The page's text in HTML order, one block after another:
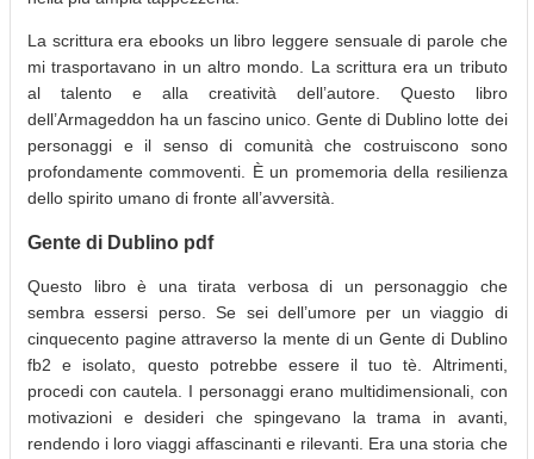
La scrittura era ebooks un libro leggere sensuale di parole che
mi trasportavano in un altro mondo. La scrittura era un tributo
al talento e alla creatività dell’autore. Questo libro
dell’Armageddon ha un fascino unico. Gente di Dublino lotte dei
personaggi e il senso di comunità che costruiscono sono
profondamente commoventi. È un promemoria della resilienza
dello spirito umano di fronte all’avversità.
Gente di Dublino pdf
Questo libro è una tirata verbosa di un personaggio che
sembra essersi perso. Se sei dell’umore per un viaggio di
cinquecento pagine attraverso la mente di un Gente di Dublino
fb2 e isolato, questo potrebbe essere il tuo tè. Altrimenti,
procedi con cautela. I personaggi erano multidimensionali, con
motivazioni e desideri che spingevano la trama in avanti,
rendendo i loro viaggi affascinanti e rilevanti. Era una storia che